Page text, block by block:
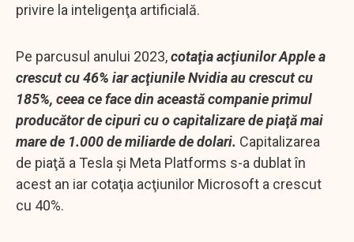
privire la inteligenţa artificială.
Pe parcusul anului 2023,cotaţia acţiunilor Apple a
crescut cu 46% iar acţiunile Nvidia au crescut cu
185%, ceea ce face din această companie primul
producător de cipuri cu o capitalizare de piaţă mai
mare de 1.000 de miliarde de dolari. Capitalizarea
de piaţă a Tesla şi Meta Platforms s-a dublat în
acest an iar cotaţia acţiunilor Microsoft a crescut
cu 40%.